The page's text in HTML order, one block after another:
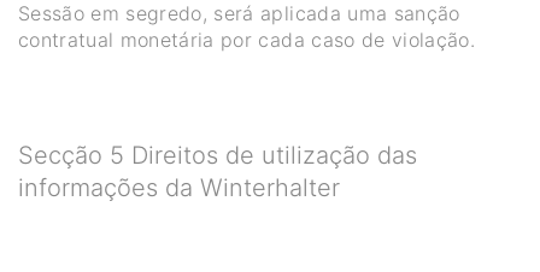
Sessão em segredo, será aplicada uma sanção
contratual monetária por cada caso de violação.
Secção 5 Direitos de utilização das
informações da Winterhalter